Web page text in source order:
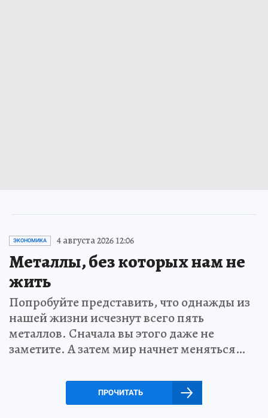
ЭКОНОМИКА 4 августа 2026 12:06
Металлы, без которых нам не
жить
Попробуйте представить, что однажды из
нашей жизни исчезнут всего пять
металлов. Сначала вы этого даже не
заметите. А затем мир начнет меняться…
ПРОЧИТАТЬ